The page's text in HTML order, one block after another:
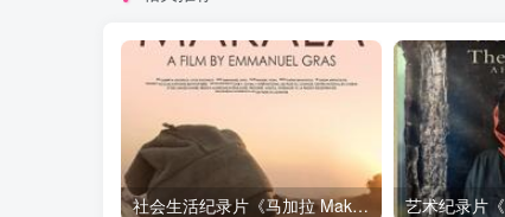
社会生活纪录片《马加拉 Makala》下载